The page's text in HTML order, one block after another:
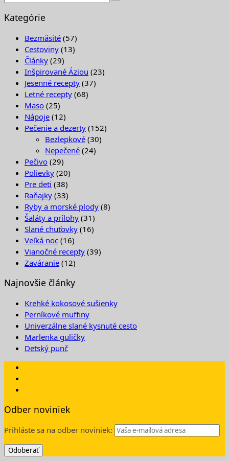
Kategórie
Bezmäsité (57)
Cestoviny (13)
Články (29)
Inšpirované Áziou (23)
Jesenné recepty (37)
Letné recepty (68)
Mäso (25)
Nápoje (12)
Pečenie a dezerty (152)
Bezlepkové (30)
Nepečené (24)
Pečivo (29)
Polievky (20)
Pre deti (38)
Raňajky (33)
Ryby a morské plody (8)
Šaláty a prílohy (31)
Slané chuťovky (16)
Veľká noc (16)
Vianočné recepty (39)
Zaváranie (12)
Najnovšie články
Krehké kokosové sušienky
Perníkové muffiny
Univerzálne slané kysnuté cesto
Marlenka guličky
Detský punč
Odber noviniek
Prihláste sa na odber noviniek: